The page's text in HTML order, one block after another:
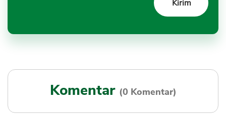
Komentar (0 Komentar)